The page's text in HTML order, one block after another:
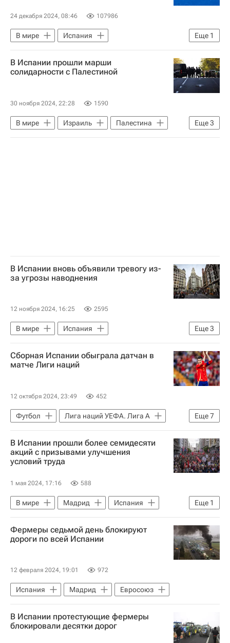
24 декабря 2024, 08:46 107986
Еще 1
В мире
Испания
Алжир (провинция)
В Испании прошли марши
солидарности с Палестиной
30 ноября 2024, 22:28 1590
Еще3
В мире Израиль
Палестина
Ливан
ХАМАС ООН
В Испании вновь объявили тревогу из-
за угрозы наводнения
12 ноября 2024, 16:25 2595
Еще3
В мире
Испания
Валенсия (область)
Балеарские острова
Сборная Испании обыграла датчан в
матче Лиги наций
12 октября 2024, 23:49 452
Еще7
Футбол
Лига наций УЕФА. Лига A
Спорт
Нико Эльведи
Александар Митрович
Брель Эмболо
Лига Наций
В Испании прошли более семидесяти
акций с призывами улучшения
условий труда
1 мая 2024, 17:16 588
Еще 1
В мире Мадрид
Испания
Барселона (город)
Фермеры седьмой день блокируют
дороги по всей Испании
12 февраля 2024, 19:01 972
Испания Мадрид Евросоюз
В Испании протестующие фермеры
блокировали десятки дорог